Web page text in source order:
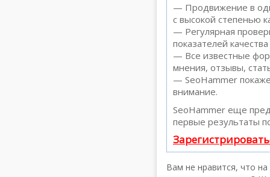
— Продвижение в
с высокой степенью
— Регулярная
показателей
— Все известные
мнения, отзывы,
— SeoHammer
внимание.
SeoHammer еще
первые результаты
Вам не нравится, что